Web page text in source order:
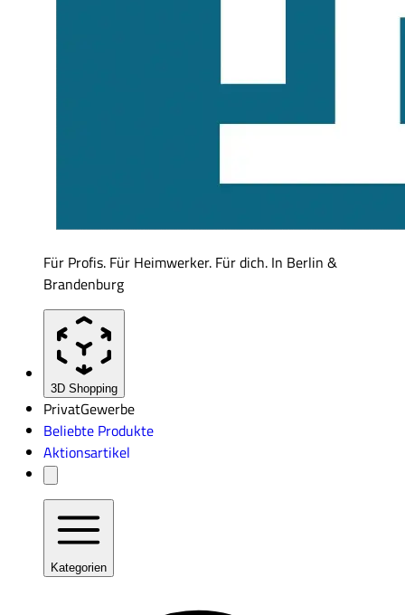
Für Profis. Für Heimwerker. Für dich. In Berlin &
Brandenburg
3D Shopping
PrivatGewerbe
Beliebte Produkte
Aktionsartikel
Kategorien